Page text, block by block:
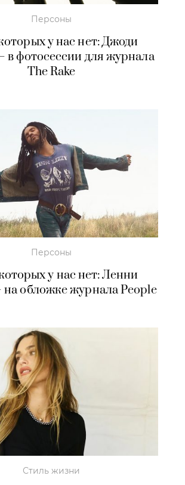
Персоны
у нас нет: Джоди
фотосессии для журнала
The Rake
Персоны
у нас нет: Ленни
обложке журнала People
Стиль жизни